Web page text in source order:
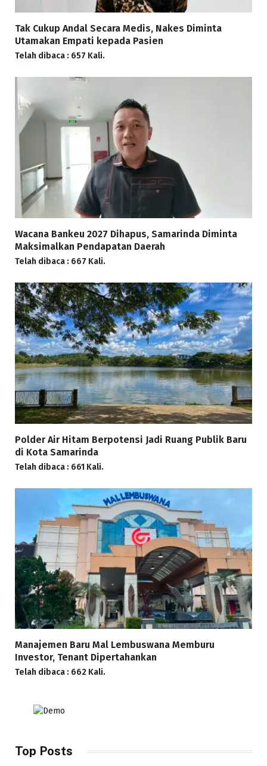
Tak Cukup Andal Secara Medis, Nakes Diminta
Utamakan Empati kepada Pasien
Telah dibaca : 657 Kali.
Wacana Bankeu 2027 Dihapus, Samarinda Diminta
Maksimalkan Pendapatan Daerah
Telah dibaca : 667 Kali.
Polder Air Hitam Berpotensi Jadi Ruang Publik Baru
di Kota Samarinda
Telah dibaca : 661 Kali.
Manajemen Baru Mal Lembuswana Memburu
Investor, Tenant Dipertahankan
Telah dibaca : 662 Kali.
Top Posts